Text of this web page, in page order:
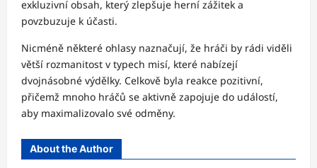
exkluzivní obsah, který zlepšuje herní zážitek a
povzbuzuje k účasti.
Nicméně některé ohlasy naznačují, že hráči by rádi viděli
větší rozmanitost v typech misí, které nabízejí
dvojnásobné výdělky. Celkově byla reakce pozitivní,
přičemž mnoho hráčů se aktivně zapojuje do událostí,
aby maximalizovalo své odměny.
About the Author